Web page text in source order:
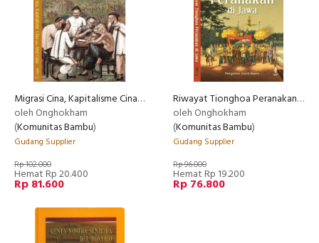
Migrasi Cina, Kapitalisme Cina dan Anti Cina
oleh Onghokham
(Komunitas Bambu)
Gudang Supplier
Rp 102.000
Hemat Rp 20.400
Rp 81.600
Riwayat Tionghoa Peranakan di Jawa (2017)
oleh Onghokham
(Komunitas Bambu)
Gudang Supplier
Rp 96.000
Hemat Rp 19.200
Rp 76.800